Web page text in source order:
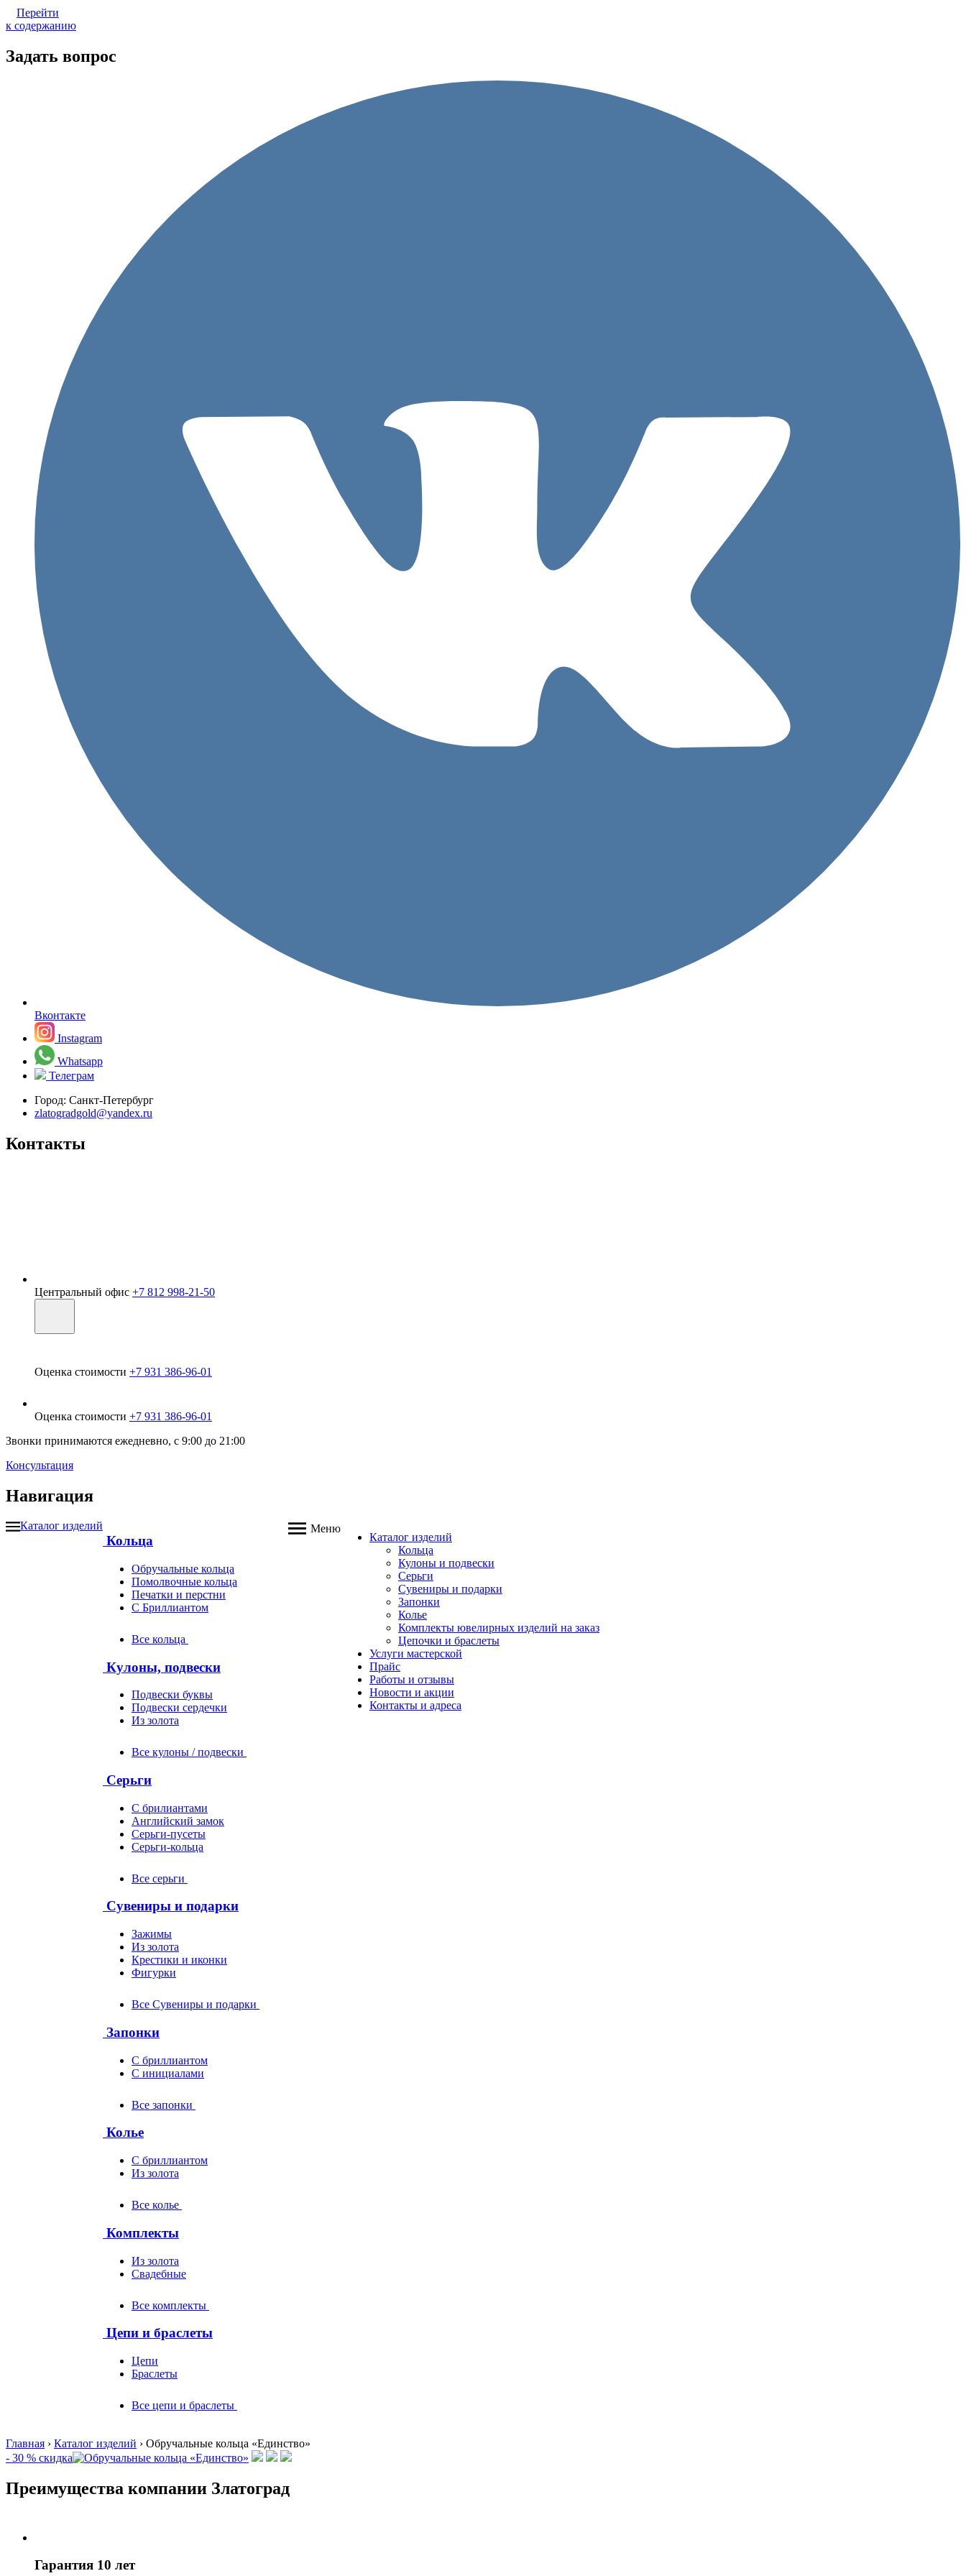
Перейти
к содержанию
Задать вопрос
Вконтакте
Instagram
Whatsapp
Телеграм
Город: Санкт-Петербург
zlatogradgold@yandex.ru
Контакты
Центральный офис +7 812 998-21-50
Оценка стоимости +7 931 386-96-01
Оценка стоимости +7 931 386-96-01
Звонки принимаются ежедневно, с 9:00 до 21:00
Консультация
Навигация
Каталог изделий
Кольца
Обручальные кольца
Помолвочные кольца
Печатки и перстни
С Бриллиантом
Все кольца
Кулоны, подвески
Подвески буквы
Подвески сердечки
Из золота
Все кулоны / подвески
Серьги
С брилиантами
Английский замок
Серьги-пусеты
Серьги-кольца
Все серьги
Сувениры и подарки
Зажимы
Из золота
Крестики и иконки
Фигурки
Все Сувениры и подарки
Запонки
С бриллиантом
С инициалами
Все запонки
Колье
С бриллиантом
Из золота
Все колье
Комплекты
Из золота
Свадебные
Все комплекты
Цепи и браслеты
Цепи
Браслеты
Все цепи и браслеты
Меню
Каталог изделий
Кольца
Кулоны и подвески
Серьги
Сувениры и подарки
Запонки
Колье
Комплекты ювелирных изделий на заказ
Цепочки и браслеты
Услуги мастерской
Прайс
Работы и отзывы
Новости и акции
Контакты и адреса
Главная › Каталог изделий › Обручальные кольца «Единство»
- 30 % скидка
Преимущества компании Златоград
Гарантия 10 лет